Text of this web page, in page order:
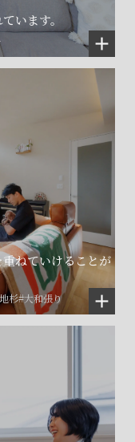
います。
ねていけることが
杉#大和張り